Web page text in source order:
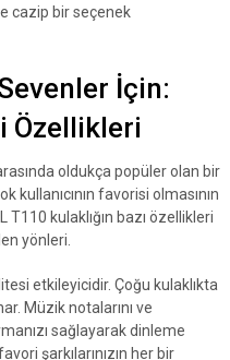
cazip bir seçenek
İçin:
Özellikleri
oldukça popüler olan bir
kullanıcının favorisi olmasının
kulaklığın bazı özellikleri
yönleri.
etkileyicidir. Çoğu kulaklıkta
Müzik notalarını ve
sağlayarak dinleme
şarkılarınızın her bir